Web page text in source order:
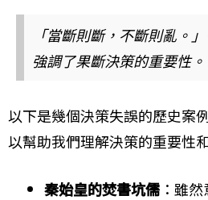
「當斷則斷，不斷則亂
強調了果斷決策的重要性。
以下是幾個決策失誤的歷史案
以幫助我們理解決策的重要性
秦始皇的焚書坑儒 ：雖